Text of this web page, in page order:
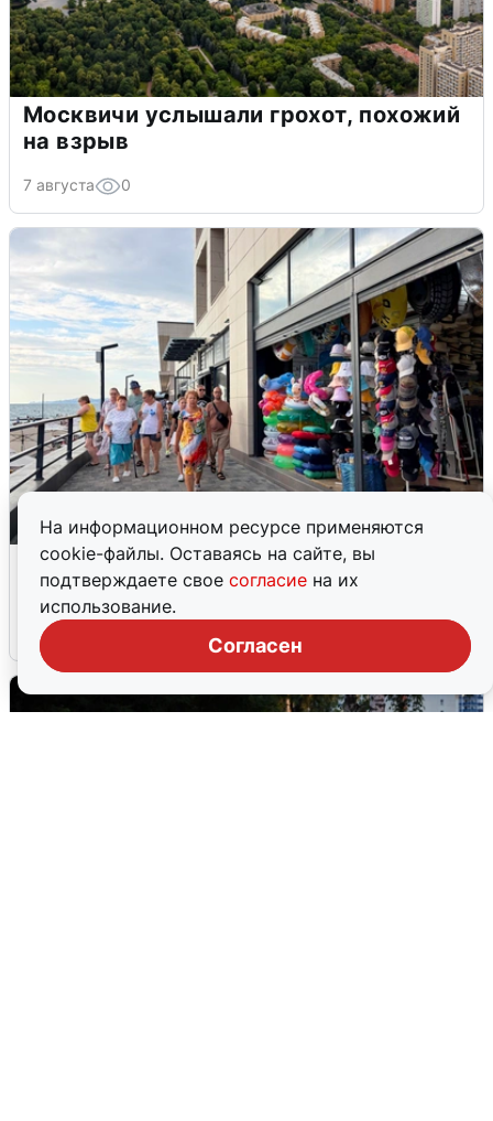
На информационном ресурсе применяются
cookie-файлы. Оставаясь на сайте, вы
подтверждаете свое согласие на их
использование.
Согласен
Москвичи услышали грохот, похожий
на взрыв
7 августа 0
В Сочи объявили угрозу атаки БПЛА и
закрыли пляжи
6 августа